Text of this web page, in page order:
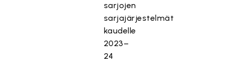
sarjojen
sarjajärjestelmät
kaudelle
2023–
24